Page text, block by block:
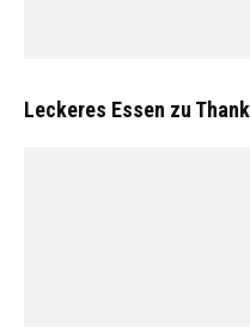
Leckeres Essen zu